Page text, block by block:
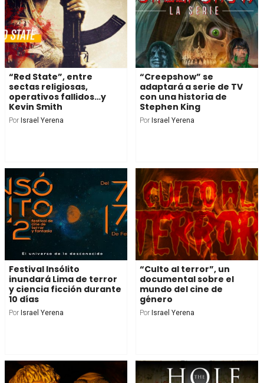
“Red State”, entre
sectas religiosas,
operativos fallidos…y
Kevin Smith
Por Israel Yerena
“Creepshow” se
adaptará a serie de TV
con una historia de
Stephen King
Por Israel Yerena
Festival Insólito
inundará Lima de terror
y ciencia ficción durante
10 días
Por Israel Yerena
“Culto al terror”, un
documental sobre el
mundo del cine de
género
Por Israel Yerena